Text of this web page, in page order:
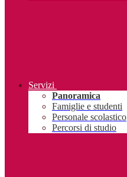
Servizi
Panoramica
Famiglie e studenti
Personale scolastico
Percorsi di studio